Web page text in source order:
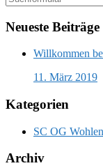
Neueste Beiträge
Willkommen
11. März 2019
Kategorien
SC OG Wohlen
Archiv